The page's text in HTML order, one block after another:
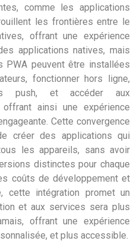
comme les applications
les frontières entre le
offrant une expérience
applications natives, mais
PWA peuvent être installées
fonctionner hors ligne,
push, et accéder aux
ainsi une expérience
Cette convergence
créer des applications qui
les appareils, sans avoir
distinctes pour chaque
coûts de développement et
cette intégration promet un
et aux services sera plus
offrant une expérience
et plus accessible.